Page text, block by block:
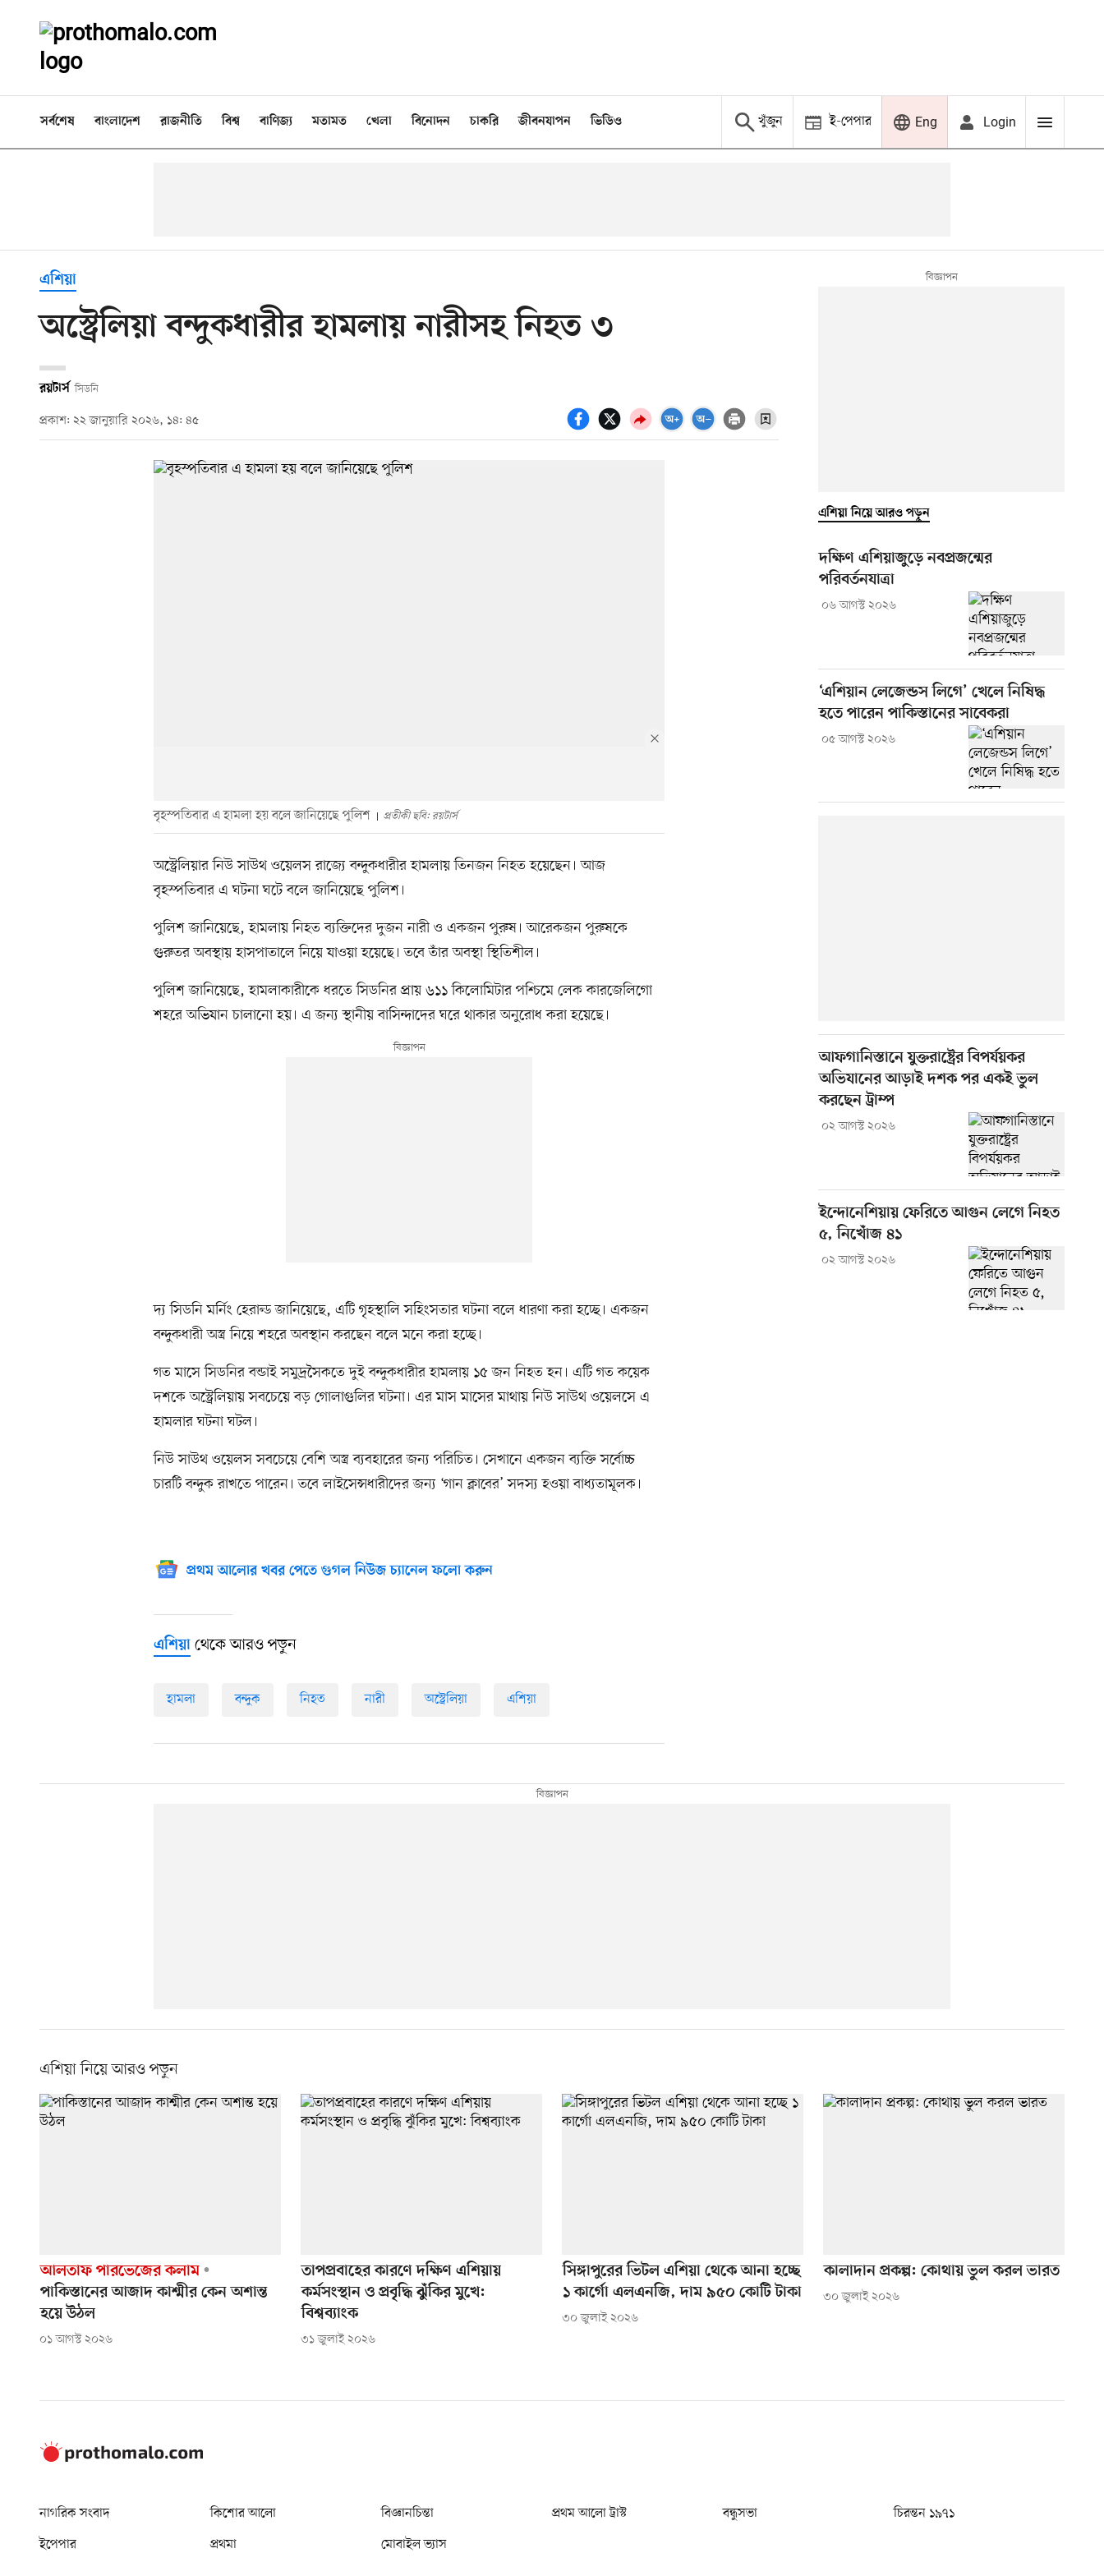
সর্বশেষ বাংলাদেশ রাজনীতি বিশ্ব বাণিজ্য মতামত খেলা বিনোদন চাকরি জীবনযাপন ভিডিও খুঁজুন ই-পেপার Eng Login
এশিয়া
অস্ট্রেলিয়া বন্দুকধারীর হামলায় নারীসহ নিহত ৩
রয়টার্স সিডনি
প্রকাশ: ২২ জানুয়ারি ২০২৬, ১৪: ৪৫
বৃহস্পতিবার এ হামলা হয় বলে জানিয়েছে পুলিশ প্রতীকী ছবি: রয়টার্স
অস্ট্রেলিয়ার নিউ সাউথ ওয়েলস রাজ্যে বন্দুকধারীর হামলায় তিনজন নিহত হয়েছেন। আজ
বৃহস্পতিবার এ ঘটনা ঘটে বলে জানিয়েছে পুলিশ।
পুলিশ জানিয়েছে, হামলায় নিহত ব্যক্তিদের দুজন নারী ও একজন পুরুষ। আরেকজন পুরুষকে
গুরুতর অবস্থায় হাসপাতালে নিয়ে যাওয়া হয়েছে। তবে তাঁর অবস্থা স্থিতিশীল।
পুলিশ জানিয়েছে, হামলাকারীকে ধরতে সিডনির প্রায় ৬১১ কিলোমিটার পশ্চিমে লেক কারজেলিগো
শহরে অভিযান চালানো হয়। এ জন্য স্থানীয় বাসিন্দাদের ঘরে থাকার অনুরোধ করা হয়েছে।
দ্য সিডনি মর্নিং হেরাল্ড জানিয়েছে, এটি গৃহস্থালি সহিংসতার ঘটনা বলে ধারণা করা হচ্ছে। একজন
বন্দুকধারী অস্ত্র নিয়ে শহরে অবস্থান করছেন বলে মনে করা হচ্ছে।
গত মাসে সিডনির বন্ডাই সমুদ্রসৈকতে দুই বন্দুকধারীর হামলায় ১৫ জন নিহত হন। এটি গত কয়েক
দশকে অস্ট্রেলিয়ায় সবচেয়ে বড় গোলাগুলির ঘটনা। এর মাস মাসের মাথায় নিউ সাউথ ওয়েলসে এ
হামলার ঘটনা ঘটল।
নিউ সাউথ ওয়েলস সবচেয়ে বেশি অস্ত্র ব্যবহারের জন্য পরিচিত। সেখানে একজন ব্যক্তি সর্বোচ্চ
চারটি বন্দুক রাখতে পারেন। তবে লাইসেন্সধারীদের জন্য ‘গান ক্লাবের’ সদস্য হওয়া বাধ্যতামূলক।
প্রথম আলোর খবর পেতে গুগল নিউজ চ্যানেল ফলো করুন
এশিয়া থেকে আরও পড়ুন
হামলা বন্দুক নিহত নারী অস্ট্রেলিয়া এশিয়া
এশিয়া নিয়ে আরও পড়ুন
দক্ষিণ এশিয়াজুড়ে নবপ্রজন্মের
পরিবর্তনযাত্রা
০৬ আগস্ট ২০২৬
‘এশিয়ান লেজেন্ডস লিগে’ খেলে নিষিদ্ধ
হতে পারেন পাকিস্তানের সাবেকরা
০৫ আগস্ট ২০২৬
আফগানিস্তানে যুক্তরাষ্ট্রের বিপর্যয়কর
অভিযানের আড়াই দশক পর একই ভুল
করছেন ট্রাম্প
০২ আগস্ট ২০২৬
ইন্দোনেশিয়ায় ফেরিতে আগুন লেগে নিহত
৫, নিখোঁজ ৪১
০২ আগস্ট ২০২৬
এশিয়া নিয়ে আরও পড়ুন
আলতাফ পারভেজের কলাম
পাকিস্তানের আজাদ কাশ্মীর কেন অশান্ত
হয়ে উঠল
০১ আগস্ট ২০২৬
তাপপ্রবাহের কারণে দক্ষিণ এশিয়ায়
কর্মসংস্থান ও প্রবৃদ্ধি ঝুঁকির মুখে:
বিশ্বব্যাংক
৩১ জুলাই ২০২৬
সিঙ্গাপুরের ভিটল এশিয়া থেকে আনা হচ্ছে
১ কার্গো এলএনজি, দাম ৯৫০ কোটি টাকা
৩০ জুলাই ২০২৬
কালাদান প্রকল্প: কোথায় ভুল করল ভারত
৩০ জুলাই ২০২৬
নাগরিক সংবাদ কিশোর আলো বিজ্ঞানচিন্তা প্রথম আলো ট্রাস্ট বন্ধুসভা
চিরন্তন ১৯৭১
ইপেপার
প্রথমা মোবাইল ভ্যাস